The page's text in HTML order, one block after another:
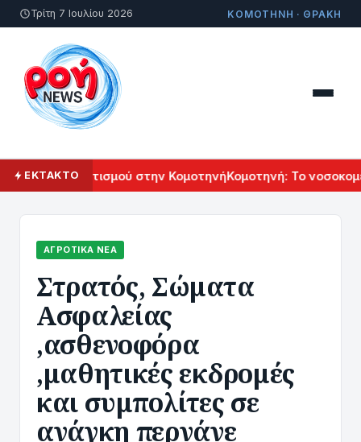
Τρίτη 7 Ιουλίου 2026 ΚΟΜΟΤΗΝΗ · ΘΡΑΚΗ
ΕΚΤΑΚΤΟΠολιτισμού στην ΚομοτηνήΚομοτηνή: Το
ΑΓΡΟΤΙΚΆ ΝΈΑ
Στρατός, Σώματα
Ασφαλείας
,ασθενοφόρα
,μαθητικές εκδρομές
και συμπολίτες σε
ανάγκη περνάνε